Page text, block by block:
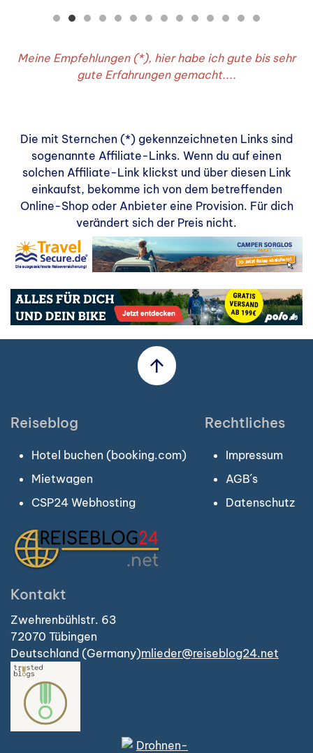
Reiseroute Elfenbeinküste
Ein privater Verein hilft
Abidjan an der Atlantikküste
Korhogo im Norden
Bouakè in der Mitte
Bilderbuchdorf Niofouin
Brobo, afrikanischer Markt
Mit den Streetworker
Topfmacher in Korhogo
Spiritualität und
Abidjan: Hotel
Korhogo:
Bouakè:
Meine Empfehlungen (*), hier habe ich gute bis sehr
gute Erfahrungen gemacht....
Die mit Sternchen (*) gekennzeichneten Links sind
sogenannte Affiliate-Links. Wenn du auf einen
solchen Affiliate-Link klickst und über diesen Link
einkaufst, bekomme ich von dem betreffenden
Online-Shop oder Anbieter eine Provision. Für dich
verändert sich der Preis nicht.
Kontakt
Zwehrenbühlstr. 63
72070 Tübingen
Deutschland (Germany)mlieder@reiseblog24.net
Reiseblog
Hotel buchen (booking.com)
Mietwagen
CSP24 Webhosting
Rechtliches
Impressum
AGB´s
Datenschutz